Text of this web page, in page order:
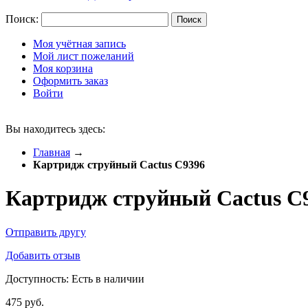
Поиск: Поиск
Моя учётная запись
Мой лист пожеланий
Моя корзина
Оформить заказ
Войти
Вы находитесь здесь:
Главная →
Картридж струйный Cactus C9396
Картридж струйный Cactus
Отправить другу
Добавить отзыв
Доступность: Есть в наличии
475 руб.